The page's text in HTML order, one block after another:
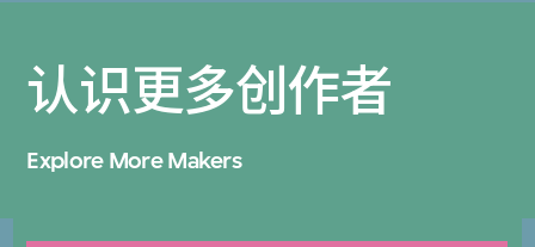
认识更多创作者
Explore More Makers